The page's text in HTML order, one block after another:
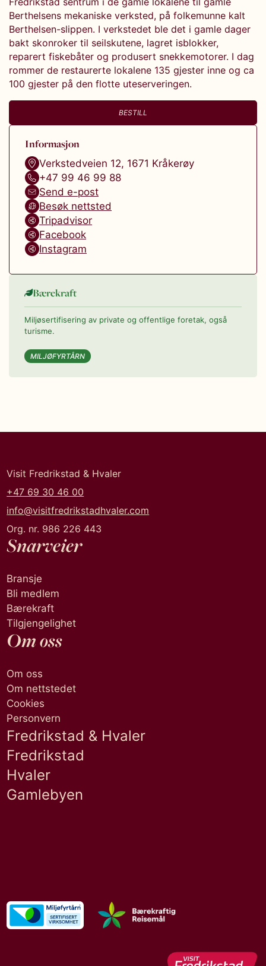
Berthelsens mekaniske verksted, på folkemunne kalt
Berthelsen-slippen. I verkstedet ble det i gamle dager
bakt skonroker til seilskutene, lagret isblokker,
reparert fiskebåter og produsert snekkemotorer. I dag
rommer de restaurerte lokalene 135 gjester inne og ca
100 gjester på den flotte uteserveringen.
BESTILL
Informasjon
Verkstedveien 12, 1671 Kråkerøy
+47 99 46 99 88
Send e-post
Besøk nettsted
Tripadvisor
Facebook
Instagram
Bærekraft
Miljøsertifisering av private og offentlige foretak, også
turisme.
MILJØFYRTÅRN
Visit Fredrikstad & Hvaler
+47 69 30 46 00
info@visitfredrikstadhvaler.com
Org. nr. 986 226 443
Snarveier
Bransje
Bli medlem
Bærekraft
Tilgjengelighet
Om oss
Om oss
Om nettstedet
Cookies
Personvern
Fredrikstad & Hvaler
Fredrikstad
Hvaler
Gamlebyen